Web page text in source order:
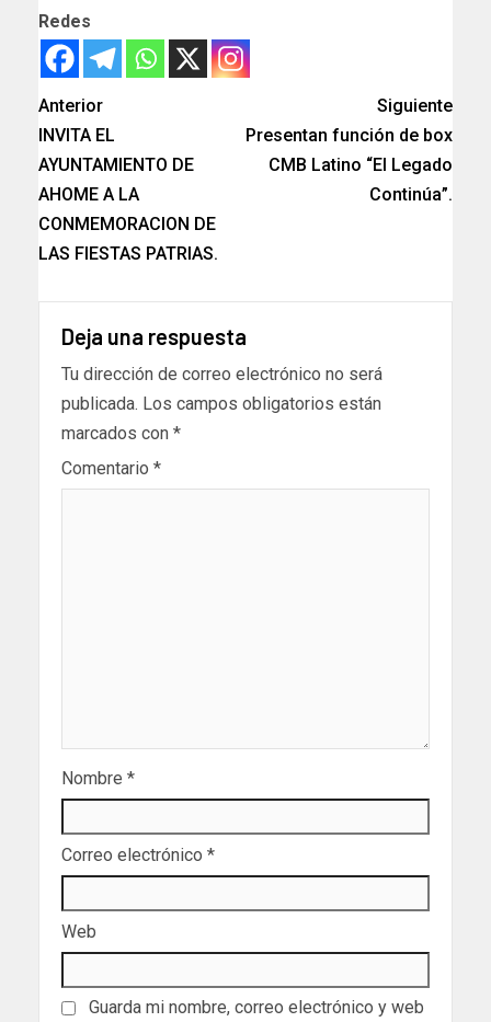
Redes
Anterior
INVITA EL
AYUNTAMIENTO DE
AHOME A LA
CONMEMORACION DE
LAS FIESTAS PATRIAS.
Siguiente
Presentan función de box
CMB Latino “El Legado
Continúa”.
Deja una respuesta
Tu dirección de correo electrónico no será
publicada. Los campos obligatorios están
marcados con *
Comentario *
Nombre *
Correo electrónico *
Web
Guarda mi nombre, correo electrónico y web